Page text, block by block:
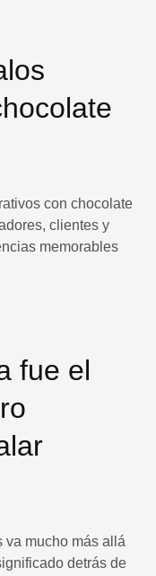
con chocolate
clientes y
memorables
fue el
va mucho más allá
detrás de